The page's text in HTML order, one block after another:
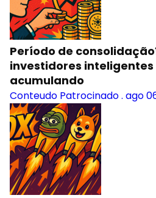
Período de
investidores inteligentes
acumulando
Conteudo Patrocinado. ago